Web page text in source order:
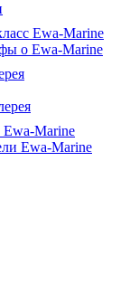
Ewa-Marine
о Ewa-Marine
Ewa-Marine
Ewa-Marine